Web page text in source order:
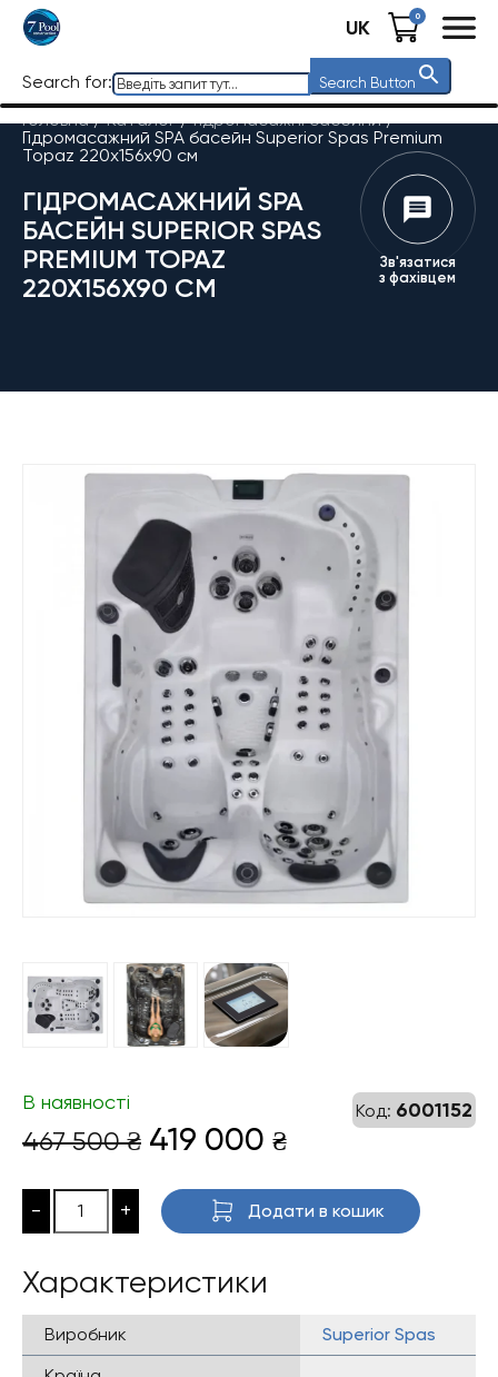
UK 0
Search for: Search Button
Головна / Каталог/Гідромасажні басейни/
Гідромасажний SPA басейн Superior Spas Premium
Topaz 220x156x90 см
ГІДРОМАСАЖНИЙ SPA
БАСЕЙН SUPERIOR SPAS
PREMIUM TOPAZ
220X156X90 СМ
Зв'язатися
з фахівцем
Код: 6001152
В наявності
467 500₴ Оригінальна
467
500 ₴.
419 000 ₴Поточна
419
000 ₴.
- + Додати в кошик
Характеристики
Виробник
Superior Spas